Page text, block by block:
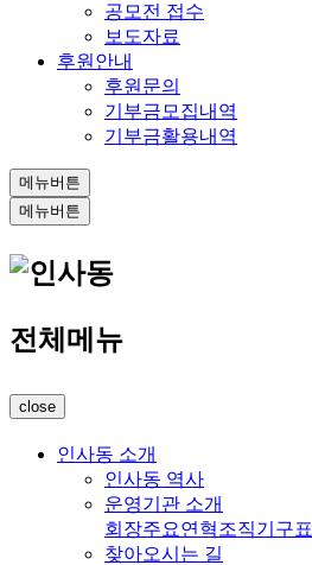
공모전 접수
보도자료
후원안내
후원문의
기부금모집내역
기부금활용내역
메뉴버튼
메뉴버튼
전체메뉴
close
인사동 소개
인사동 역사
운영기관 소개
회장주요연혁조직기구표
찾아오시는 길